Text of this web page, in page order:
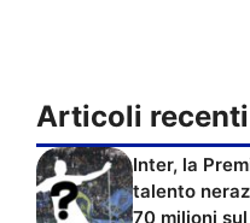
Articoli recenti
Inter, la
talento
70 milioni